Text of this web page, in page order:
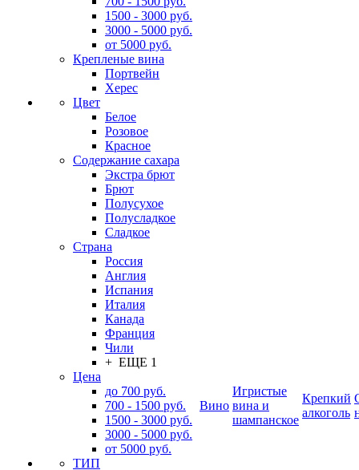
1500 - 3000 руб.
3000 - 5000 руб.
от 5000 руб.
Крепленые вина
Портвейн
Херес
Цвет
Белое
Розовое
Красное
Содержание сахара
Экстра брют
Брют
Полусухое
Полусладкое
Сладкое
Страна
Россия
Англия
Испания
Италия
Канада
Франция
Чили
+ ЕЩЕ 1
Цена
до 700 руб.
700 - 1500 руб.
1500 - 3000 руб.
3000 - 5000 руб.
от 5000 руб.
ТИП
Вино
Игристые
вина и
шампанское
Крепкий
алкоголь